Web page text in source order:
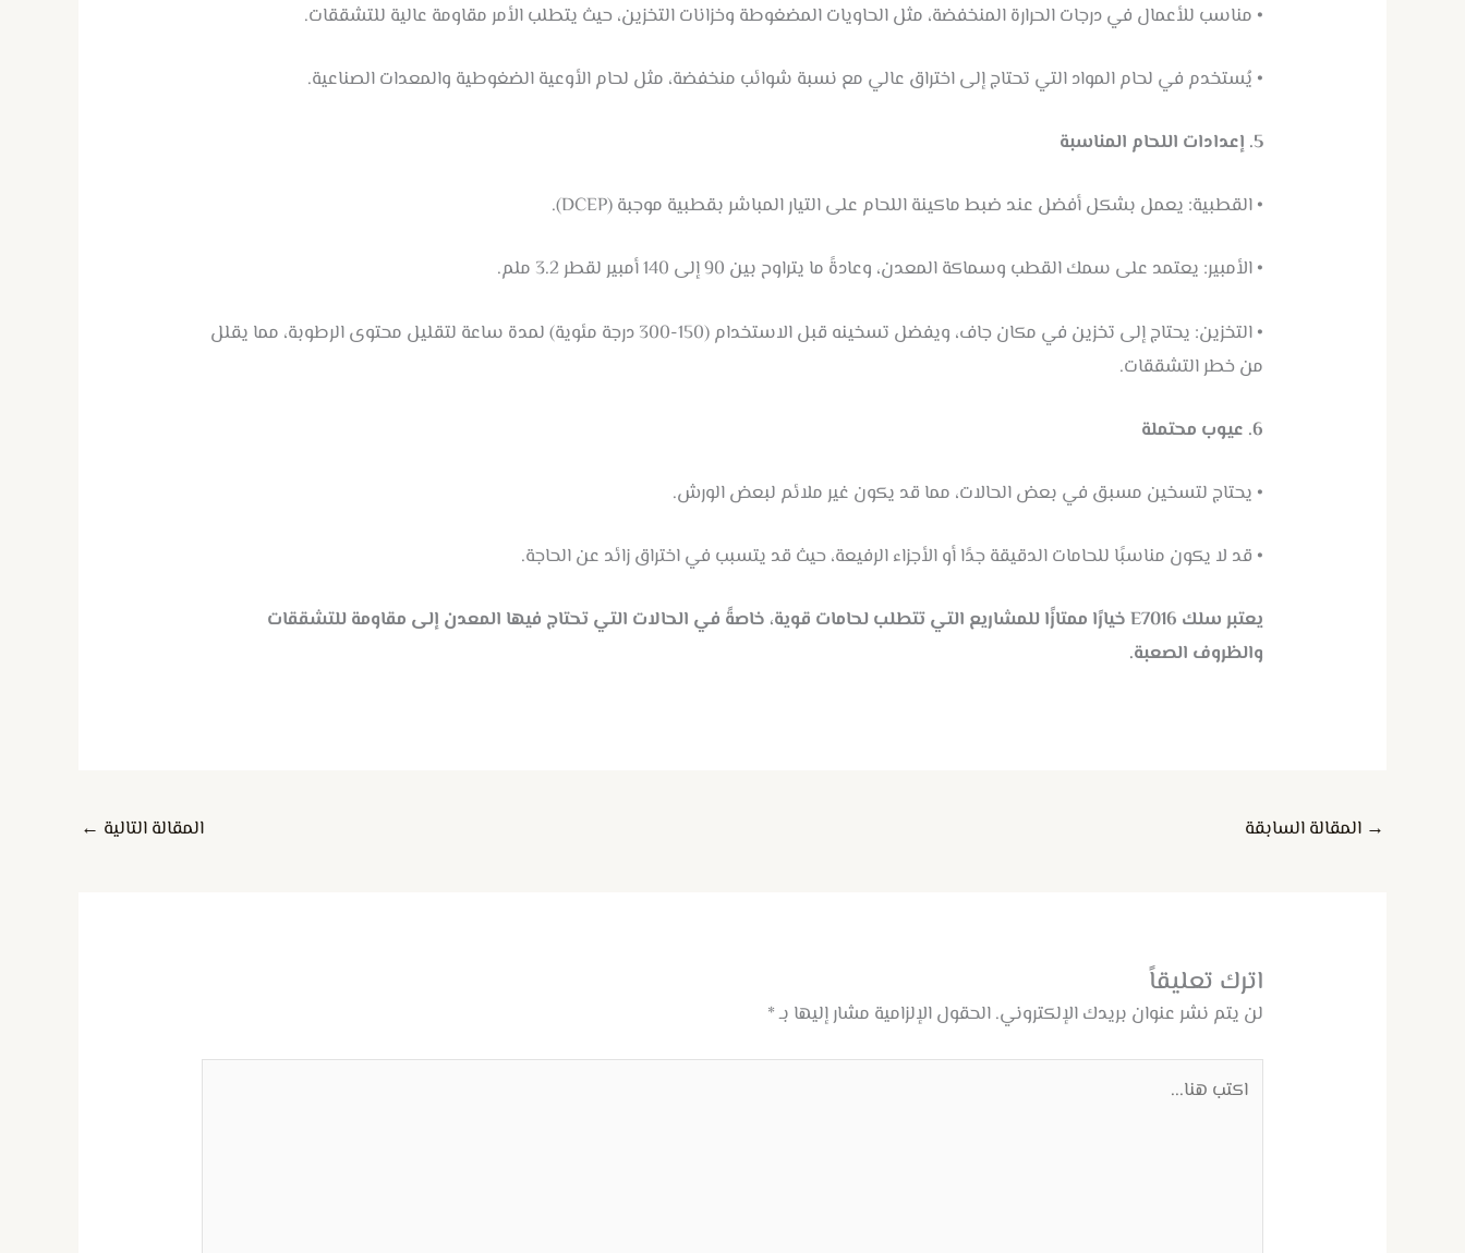
• مناسب للأعمال في درجات الحرارة المنخفضة، مثل الحاويات المضغوطة وخزانات التخزين، حيث يتطلب الأمر مقاومة عالية للتشققات.
• يُستخدم في لحام المواد التي تحتاج إلى اختراق عالي مع نسبة شوائب منخفضة، مثل لحام الأوعية الضغوطية والمعدات الصناعية.
5. إعدادات اللحام المناسبة
• القطبية: يعمل بشكل أفضل عند ضبط ماكينة اللحام على التيار المباشر بقطبية موجبة (DCEP).
• الأمبير: يعتمد على سمك القطب وسماكة المعدن، وعادةً ما يتراوح بين 90 إلى 140 أمبير لقطر 3.2 ملم.
• التخزين: يحتاج إلى تخزين في مكان جاف، ويفضل تسخينه قبل الاستخدام (150-300 درجة مئوية) لمدة ساعة لتقليل محتوى الرطوبة، مما يقلل
من خطر التشققات.
6. عيوب محتملة
• يحتاج لتسخين مسبق في بعض الحالات، مما قد يكون غير ملائم لبعض الورش.
• قد لا يكون مناسبًا للحامات الدقيقة جدًا أو الأجزاء الرفيعة، حيث قد يتسبب في اختراق زائد عن الحاجة.
يعتبر سلك E7016 خيارًا ممتازًا للمشاريع التي تتطلب لحامات قوية، خاصةً في الحالات التي تحتاج فيها المعدن إلى مقاومة للتشققات
والظروف الصعبة.
→ المقالة السابقة المقالة التالية ←
اترك تعليقاً
لن يتم نشر عنوان بريدك الإلكتروني. الحقول الإلزامية مشار إليها بـ*